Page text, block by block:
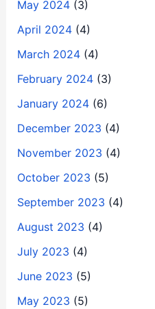
May 2024(3)
April 2024(4)
March 2024(4)
February 2024(3)
January 2024(6)
December 2023 (4)
November 2023 (4)
October 2023 (5)
September 2023 (4)
August 2023 (4)
July 2023 (4)
June 2023 (5)
May 2023 (5)